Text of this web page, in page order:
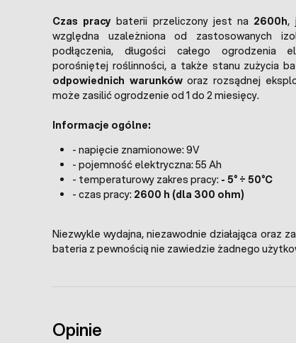
Czas pracy baterii przeliczony jest na 2600h,
względna uzależniona od zastosowanych
podłączenia, długości całego ogrodzenia
porośniętej roślinności, a także stanu zużycia
odpowiednich warunkóworaz rozsądnej
może zasilić ogrodzenie od 1 do 2 miesięcy.
Informacje ogólne:
- napięcie znamionowe: 9V
- pojemność elektryczna: 55 Ah
- temperaturowy zakres pracy: - 5° ÷ 50°C
- czas pracy: 2600 h (dla 300 ohm)
Niezwykle wydajna, niezawodnie działająca oraz
bateria z pewnością nie zawiedzie żadnego
Opinie